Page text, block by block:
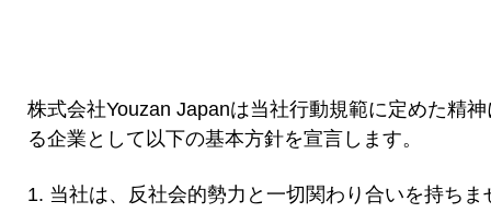
株式会社Youzan Japanは当社行動規範に定めた精
る企業として以下の基本方針を宣言します。
1. 当社は、反社会的勢力と一切関わり合いを持ちま